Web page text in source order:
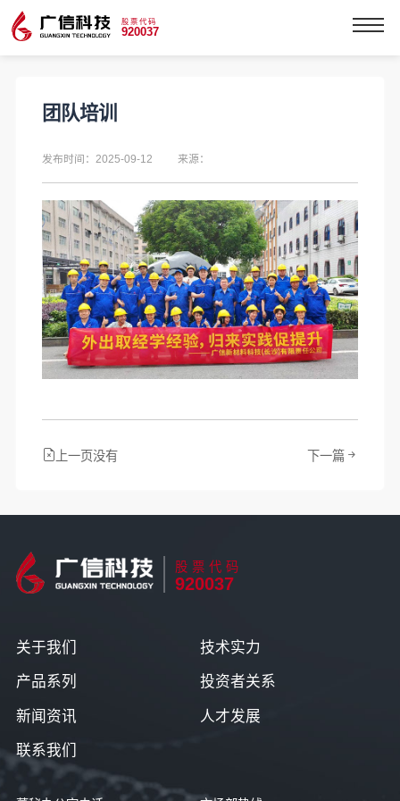
股票代码
920037
团队培训
发布时间：2025-09-12 来源：
上一页没有 下一篇
股票代码
920037
关于我们 技术实力
产品系列 投资者关系
新闻资讯 人才发展
联系我们